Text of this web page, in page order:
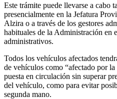
Este trámite puede llevarse a cabo
presencialmente en la Jefatura
Alzira o a través de los gestores
habituales de la Administración en
administrativos.
Todos los vehículos afectados
de vehículos como “afectado por
puesta en circulación sin superar
del vehículo, como para evitar
segunda mano.